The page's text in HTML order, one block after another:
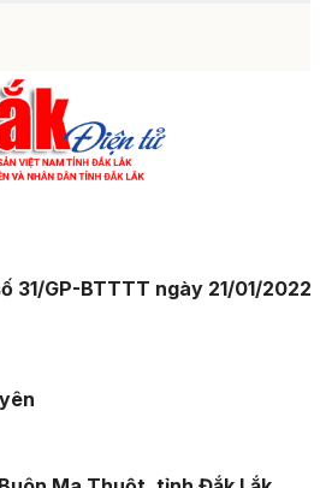
31/GP-BTTTT ngày 21/01/2022